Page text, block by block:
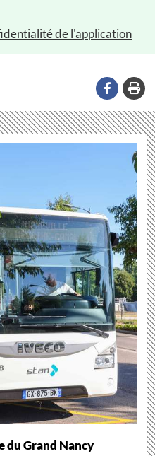
de l'application
du Grand Nancy